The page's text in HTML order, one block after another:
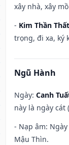
xây nhà, xây
- Kim Thần
trọng, đi xa, ký
Ngũ Hành
Ngày: Canh
này là ngày cát
- Nạp âm:
Mậu Thìn.